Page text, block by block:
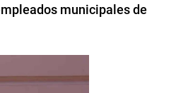
municipales de